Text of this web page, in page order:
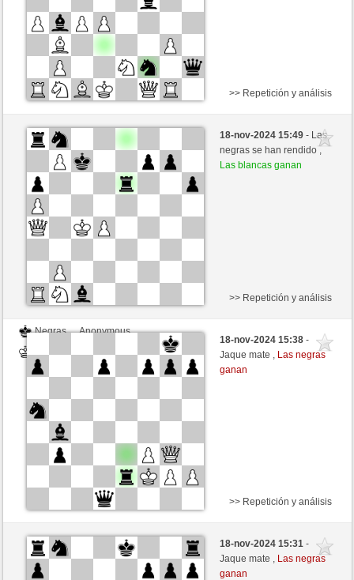
Negras
Anonymous
Blancas
nakkio (1048)
>> Repetición y análisis
18-nov-2024 15:49- Las
negras se han rendido ,
Las blancas ganan
Negras
Anonymous
>> Repetición y análisis
18-nov-2024 15:38-
Jaque mate , Las negras
ganan
Negras
Anonymous
Blancas
nakkio (1048)
>> Repetición y análisis
18-nov-2024 15:31-
Jaque mate , Las negras
ganan